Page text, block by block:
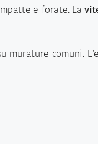
e forate. La
comuni.